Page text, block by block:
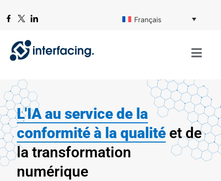
Français
L'IA au service de la
conformité à la qualité et de
la transformation
numérique